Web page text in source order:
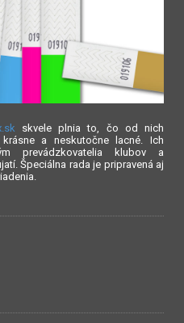
skvele plnia to, čo od nich
a neskutočne lacné. Ich
prevádzkovatelia klubov a
Špeciálna rada je pripravená aj